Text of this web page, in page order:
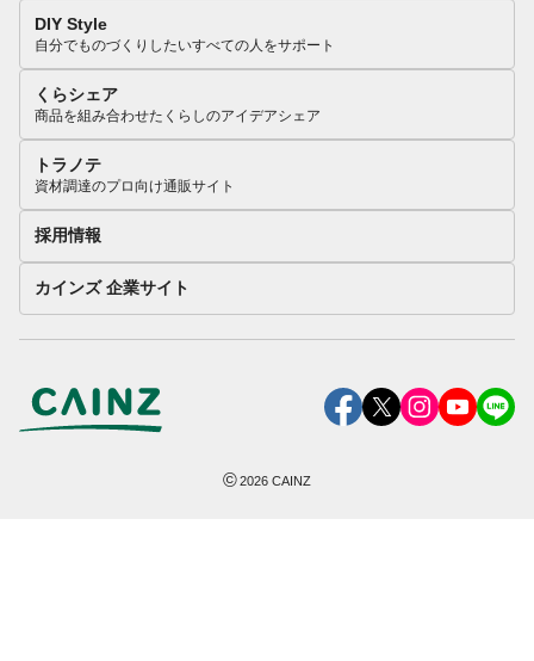
DIY Style
自分でものづくりしたいすべての人をサポート
くらシェア
商品を組み合わせたくらしのアイデアシェア
トラノテ
資材調達のプロ向け通販サイト
採用情報
カインズ 企業サイト
©2026 CAINZ